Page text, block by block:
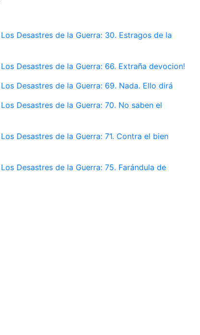
Los Desastres de la Guerra: 30. Estragos de la
Los Desastres de la Guerra: 66. Extraña devocion!
Los Desastres de la Guerra: 69. Nada. Ello dirá
Los Desastres de la Guerra: 70. No saben el
Los Desastres de la Guerra: 71. Contra el bien
Los Desastres de la Guerra: 75. Farándula de